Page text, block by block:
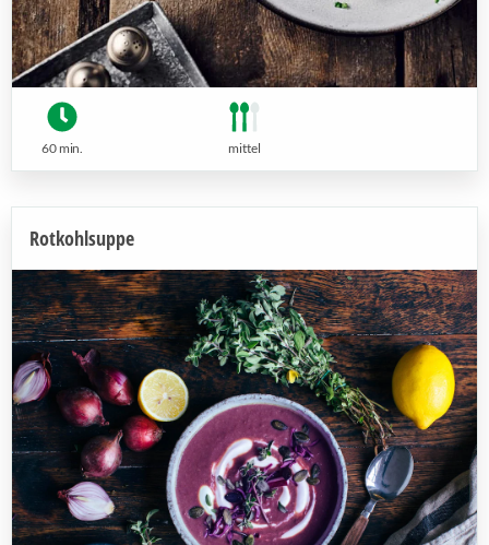
60 min. mittel
Rotkohlsuppe